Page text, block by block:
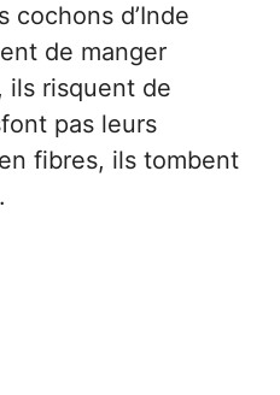
cochons d’Inde
de manger
ils risquent de
pas leurs
fibres, ils tombent